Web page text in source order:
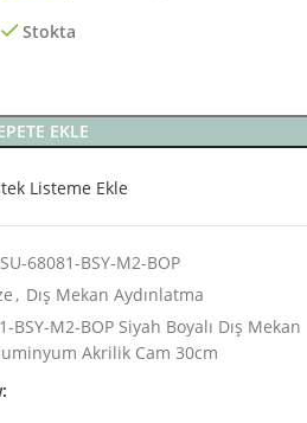
Stokta
EKLE
Listeme Ekle
68081-BSY-M2-BOP
, Dış Mekan Aydınlatma
BSY-M2-BOP Siyah Boyalı Dış Mekan
Akrilik Cam 30cm